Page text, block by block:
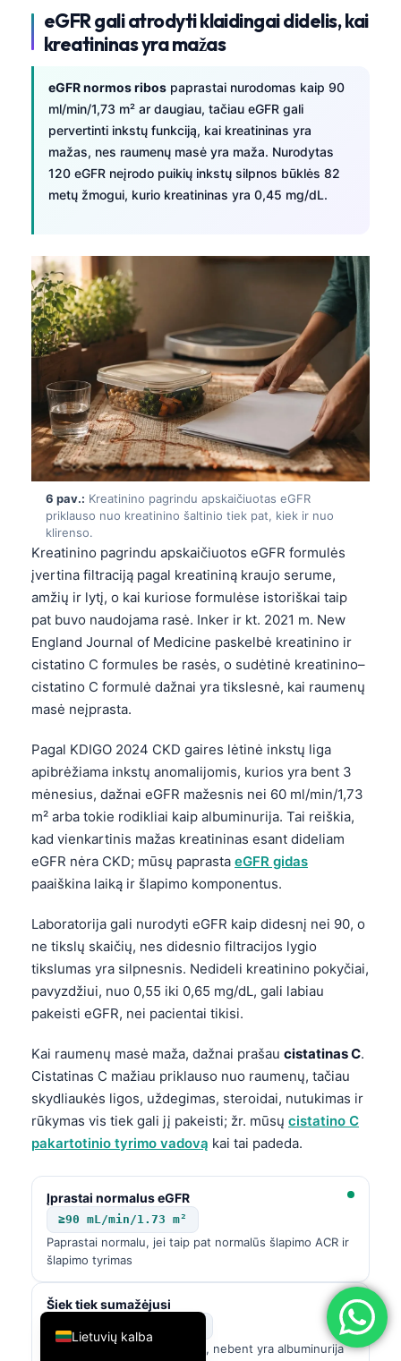
eGFR gali atrodyti klaidingai didelis, kai
kreatininas yra mažas
eGFR normos ribos paprastai nurodomas kaip 90
ml/min/1,73 m² ar daugiau, tačiau eGFR gali
pervertinti inkstų funkciją, kai kreatininas yra
mažas, nes raumenų masė yra maža. Nurodytas
120 eGFR neįrodo puikių inkstų silpnos būklės 82
metų žmogui, kurio kreatininas yra 0,45 mg/dL.
6 pav.: Kreatinino pagrindu apskaičiuotas eGFR
priklauso nuo kreatinino šaltinio tiek pat, kiek ir nuo
klirenso.
Kreatinino pagrindu apskaičiuotos eGFR formulės
įvertina filtraciją pagal kreatininą kraujo serume,
amžių ir lytį, o kai kuriose formulėse istoriškai taip
pat buvo naudojama rasė. Inker ir kt. 2021 m. New
England Journal of Medicine paskelbė kreatinino ir
cistatino C formules be rasės, o sudėtinė kreatinino–
cistatino C formulė dažnai yra tikslesnė, kai raumenų
masė neįprasta.
Pagal KDIGO 2024 CKD gaires lėtinė inkstų liga
apibrėžiama inkstų anomalijomis, kurios yra bent 3
mėnesius, dažnai eGFR mažesnis nei 60 ml/min/1,73
m² arba tokie rodikliai kaip albuminurija. Tai reiškia,
kad vienkartinis mažas kreatininas esant dideliam
eGFR nėra CKD; mūsų paprasta eGFR gidas
paaiškina laiką ir šlapimo komponentus.
Laboratorija gali nurodyti eGFR kaip didesnį nei 90, o
ne tikslų skaičių, nes didesnio filtracijos lygio
tikslumas yra silpnesnis. Nedideli kreatinino pokyčiai,
pavyzdžiui, nuo 0,55 iki 0,65 mg/dL, gali labiau
pakeisti eGFR, nei pacientai tikisi.
Kai raumenų masė maža, dažnai prašau cistatinas C.
Cistatinas C mažiau priklauso nuo raumenų, tačiau
skydliaukės ligos, uždegimas, steroidai, nutukimas ir
rūkymas vis tiek gali jį pakeisti; žr. mūsų cistatino C
pakartotinio tyrimo vadovą kai tai padeda.
Įprastai normalus eGFR
≥90 mL/min/1.73 m²
Paprastai normalu, jei taip pat normalūs šlapimo ACR ir
šlapimo tyrimas
Šiek tiek sumažėjusi
Gali būti normalu su amžiumi, nebent yra albuminurija
Lietuvių kalba
English
العربية
Français
Español
Português
Ελληνικά
Română
简体中文
فارسی
Български
Dansk
Nederlands
हिन्दी
Bahasa Indonesia
Հայերեն
Íslenska
Српски језик
Svenska
Bosanski
Azərbaycan dili
Eesti
日本語
Čeština
ქართული
Русский
Polski
한국어
Slovenščina
Magyar
Shqip
বাংলা
اردو
ગુજરાતી
ಕನ್ನಡ
മലയാളം
Tiếng Việt